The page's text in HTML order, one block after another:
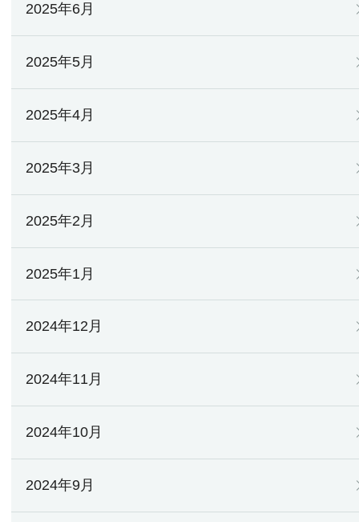
2025年6月
2025年5月
2025年4月
2025年3月
2025年2月
2025年1月
2024年12月
2024年11月
2024年10月
2024年9月